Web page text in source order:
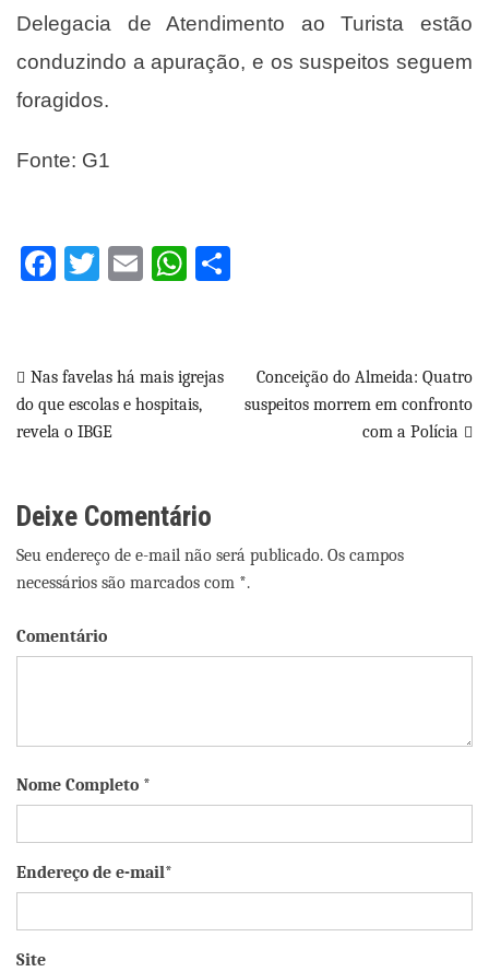
Delegacia de Atendimento ao Turista estão
conduzindo a apuração, e os suspeitos seguem
foragidos.
Fonte: G1
Facebook
Twitter
EmailWhatsApp
Navegação
de
Nas favelas há mais igrejas
do que escolas e hospitais,
revela o IBGE
Conceição do Almeida: Quatro
suspeitos morrem em confronto
com a Polícia
Deixe Comentário
Seu endereço de e-mail não será publicado. Os campos
necessários são marcados com *.
Comentário
Nome Completo *
Endereço de e-mail*
Site